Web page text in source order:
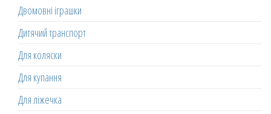
Двомовні іграшки
Дитячий транспорт
Для коляски
Для купання
Для ліжечка